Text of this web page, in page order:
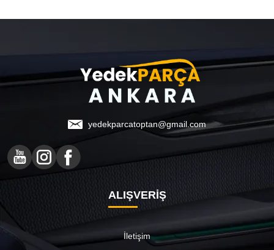
yedekparcatoptan@gmail.com
ALIŞVERİŞ
İletişim